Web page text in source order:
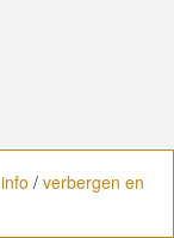
info / verbergen en
info / verbergen en